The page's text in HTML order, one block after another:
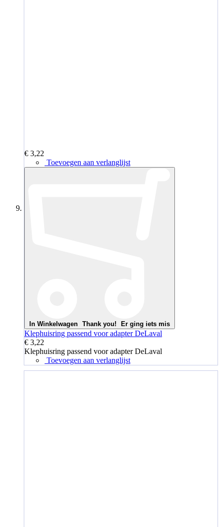
€ 3,22
Toevoegen aan verlanglijst
In Winkelwagen Thank you! Er ging iets mis
Klephuisring passend voor adapter DeLaval
€ 3,22
Klephuisring passend voor adapter DeLaval
Toevoegen aan verlanglijst